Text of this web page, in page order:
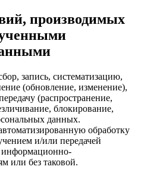
производимых
запись, систематизацию,
(обновление, изменение),
(распространение,
блокирование,
данных.
обработку
и/или передачей
или без таковой.